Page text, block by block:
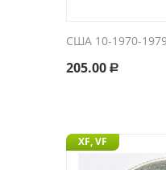
США 10-1970-
205.00 Р
XF, VF